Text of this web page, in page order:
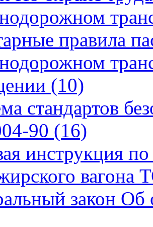
правила
(10)
стандартов
90 (16)
инструкция
закон